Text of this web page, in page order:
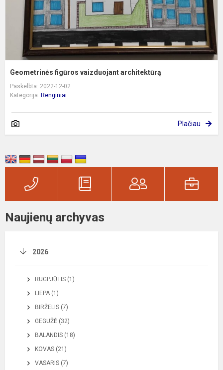
Geometrinės figūros vaizduojant architektūrą
Paskelbta: 2022-12-02
Kategorija: Renginiai
Plačiau
Naujienų archyvas
2026
RUGPJŪTIS (1)
LIEPA (1)
BIRŽELIS (7)
GEGUŽĖ (32)
BALANDIS (18)
KOVAS (21)
VASARIS (7)